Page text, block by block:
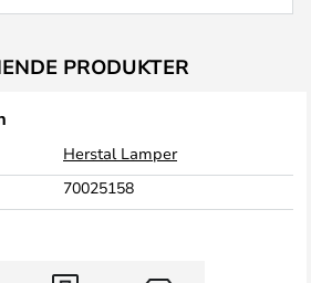
PRODUKTER
Herstal Lamper
70025158